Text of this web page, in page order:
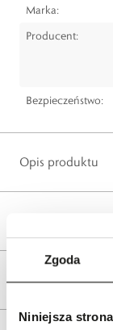
Zgoda
Niniejsza
Marka:
Producent:
Bezpieczeństwo:
Opis produktu
Reklamacje i